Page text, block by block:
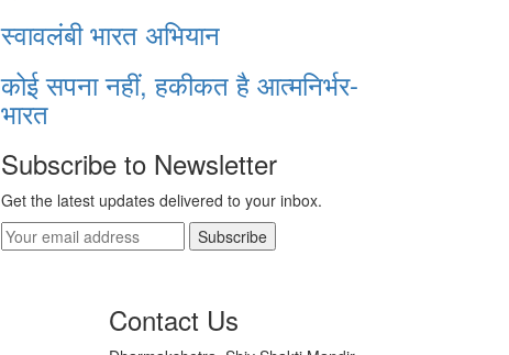
स्वावलंबी भारत अभियान
कोई सपना नहीं, हकीकत है आत्मनिर्भर-
भारत
Subscribe to Newsletter
Get the latest updates delivered to your inbox.
Subscribe
Contact Us